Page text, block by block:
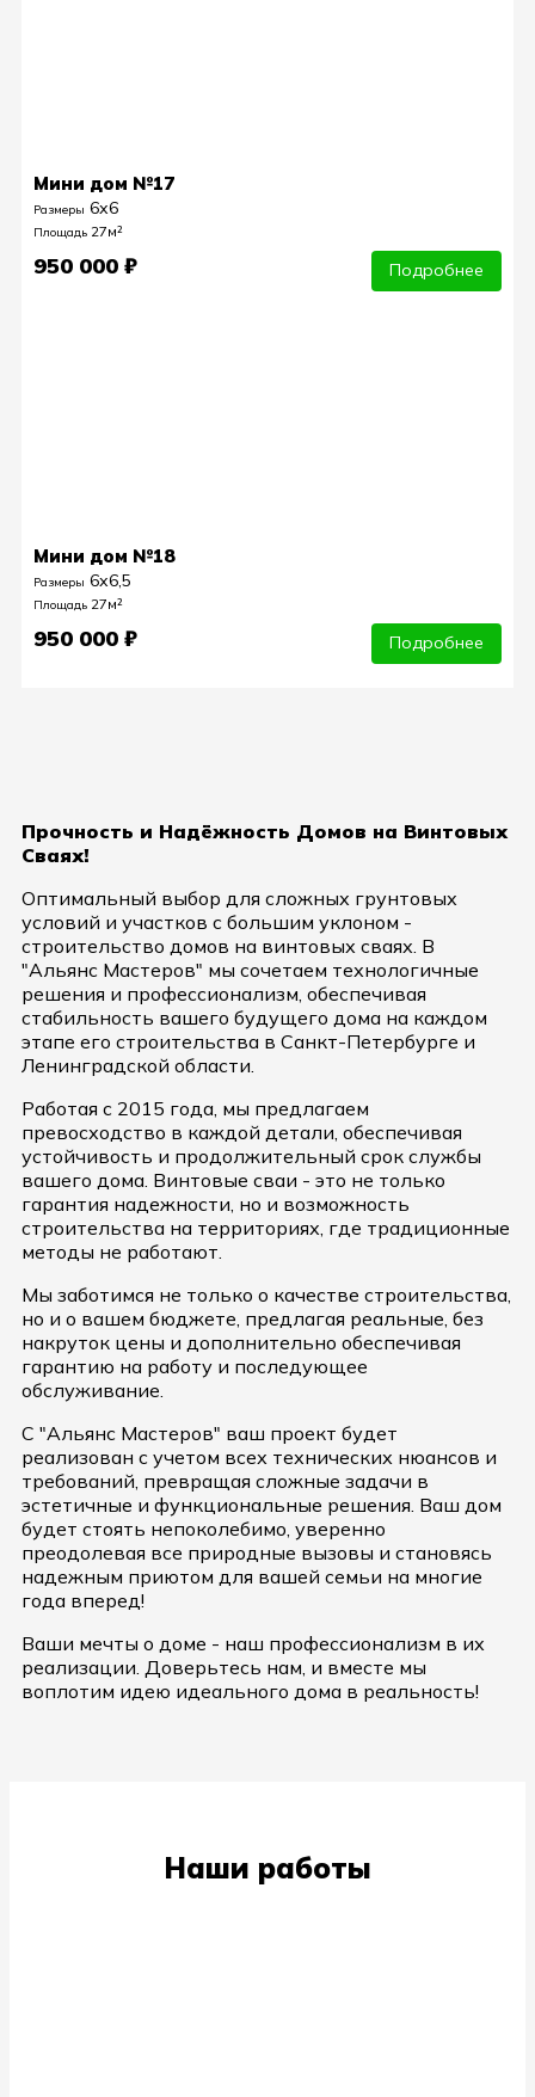
Мини дом №17
Размеры 6х6
Площадь 27м²
950 000 ₽ Подробнее
Мини дом №18
Размеры 6х6,5
Площадь 27м²
950 000 ₽ Подробнее
Прочность и Надёжность Домов на Винтовых
Сваях!
Оптимальный выбор для сложных грунтовых
условий и участков с большим уклоном -
строительство домов на винтовых сваях. В
"Альянс Мастеров" мы сочетаем технологичные
решения и профессионализм, обеспечивая
стабильность вашего будущего дома на каждом
этапе его строительства в Санкт-Петербурге и
Ленинградской области.
Работая с 2015 года, мы предлагаем
превосходство в каждой детали, обеспечивая
устойчивость и продолжительный срок службы
вашего дома. Винтовые сваи - это не только
гарантия надежности, но и возможность
строительства на территориях, где традиционные
методы не работают.
Мы заботимся не только о качестве строительства,
но и о вашем бюджете, предлагая реальные, без
накруток цены и дополнительно обеспечивая
гарантию на работу и последующее
обслуживание.
С "Альянс Мастеров" ваш проект будет
реализован с учетом всех технических нюансов и
требований, превращая сложные задачи в
эстетичные и функциональные решения. Ваш дом
будет стоять непоколебимо, уверенно
преодолевая все природные вызовы и становясь
надежным приютом для вашей семьи на многие
года вперед!
Ваши мечты о доме - наш профессионализм в их
реализации. Доверьтесь нам, и вместе мы
воплотим идею идеального дома в реальность!
Наши работы